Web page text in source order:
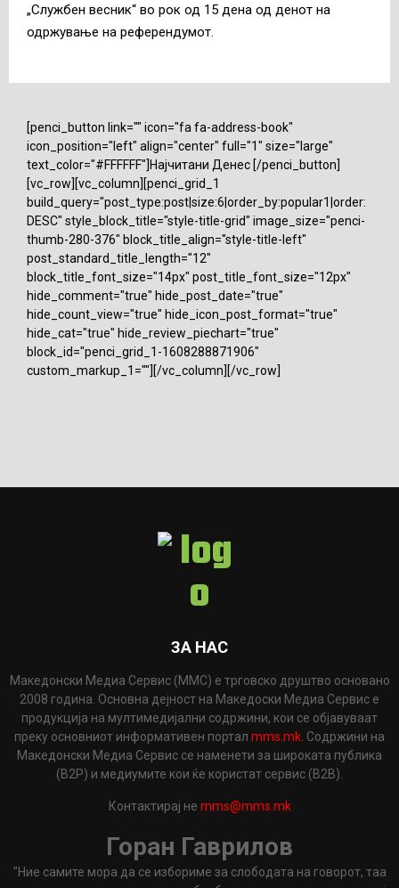
„Службен весник“ во рок од 15 дена од денот на
одржување на референдумот.
[penci_button link="" icon="fa fa-address-book"
icon_position="left" align="center" full="1" size="large"
text_color="#FFFFFF"]Најчитани Денес [/penci_button]
[vc_row][vc_column][penci_grid_1
build_query="post_type:post|size:6|order_by:popular1|order:
DESC" style_block_title="style-title-grid" image_size="penci-
thumb-280-376" block_title_align="style-title-left"
post_standard_title_length="12"
block_title_font_size="14px" post_title_font_size="12px"
hide_comment="true" hide_post_date="true"
hide_count_view="true" hide_icon_post_format="true"
hide_cat="true" hide_review_piechart="true"
block_id="penci_grid_1-1608288871906"
custom_markup_1=""][/vc_column][/vc_row]
ЗА НАС
Македонски Медиа Сервис (ММС) е трговско друштво основано
2008 година. Основна дејност на Македоски Медиа Сервис е
продукција на мултимедијални содржини, кои се објавуваат
преку основниот информативен портал mms.mk . Содржини на
Македонски Медиа Сервис се наменети за широката публика
(B2P) и медиумите кои ќе користат сервис (B2B).
Контактирај не mms@mms.mk
Горан Гаврилов
"Ние самите мора да се избориме за слободата на говорот, таа